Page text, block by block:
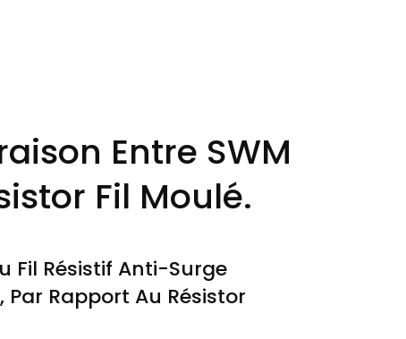
Entre SWM
Fil Moulé.
Fil Résistif Anti-Surge
Par Rapport Au Résistor